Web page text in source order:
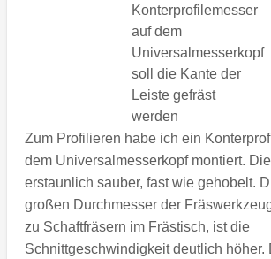
Konterprofilemesser
auf dem
Universalmesserkopf
soll die Kante der
Leiste gefräst
werden
Zum Profilieren habe ich ein
dem Universalmesserkopf montiert.
erstaunlich sauber, fast wie gehobelt.
großen Durchmesser der
zu Schaftfräsern im Frästisch, ist die
Schnittgeschwindigkeit deutlich höher.